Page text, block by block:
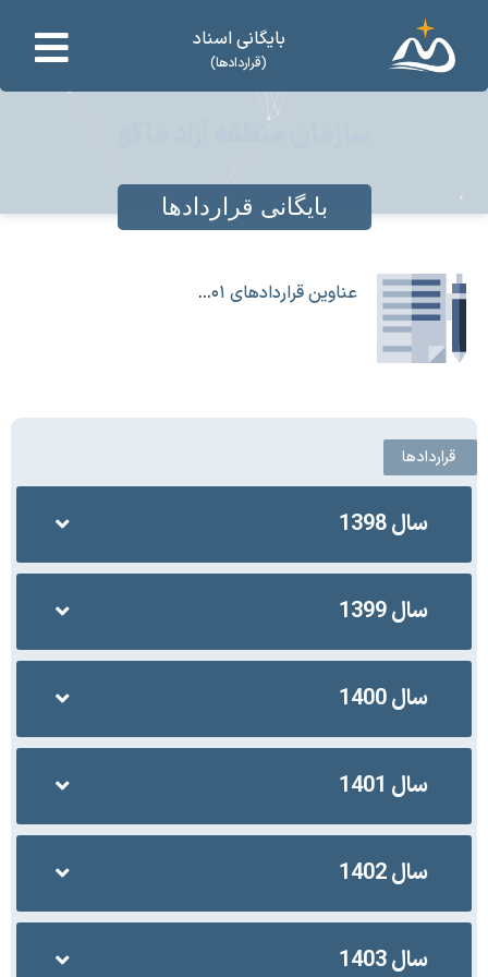
بایگانی اسناد
(قراردادها)
بایگانی قراردادها
قراردادها
سال 1398
سال 1399
سال 1400
سال 1401
سال 1402
سال 1403
عناوین قراردادهای ۱۴۰۱ سازمان منطقه آزاد ماکو